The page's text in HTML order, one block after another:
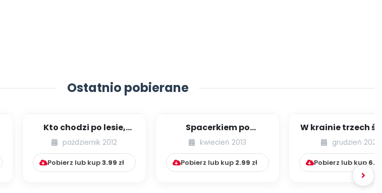
Ostatnio pobierane
Kto chodzi po lesie,
grzybów kosz
przyniesie (scenarius...
październik 2012
Pobierz lub kup3.99 zł
Spacerkiem po
Krakowie (inscenizacja
muzyczno-ruchowa)
kwiecień 2013
Pobierz lub kup 2.99 zł
W krainie trzech
grudzień 2020
Pobierz lub kup